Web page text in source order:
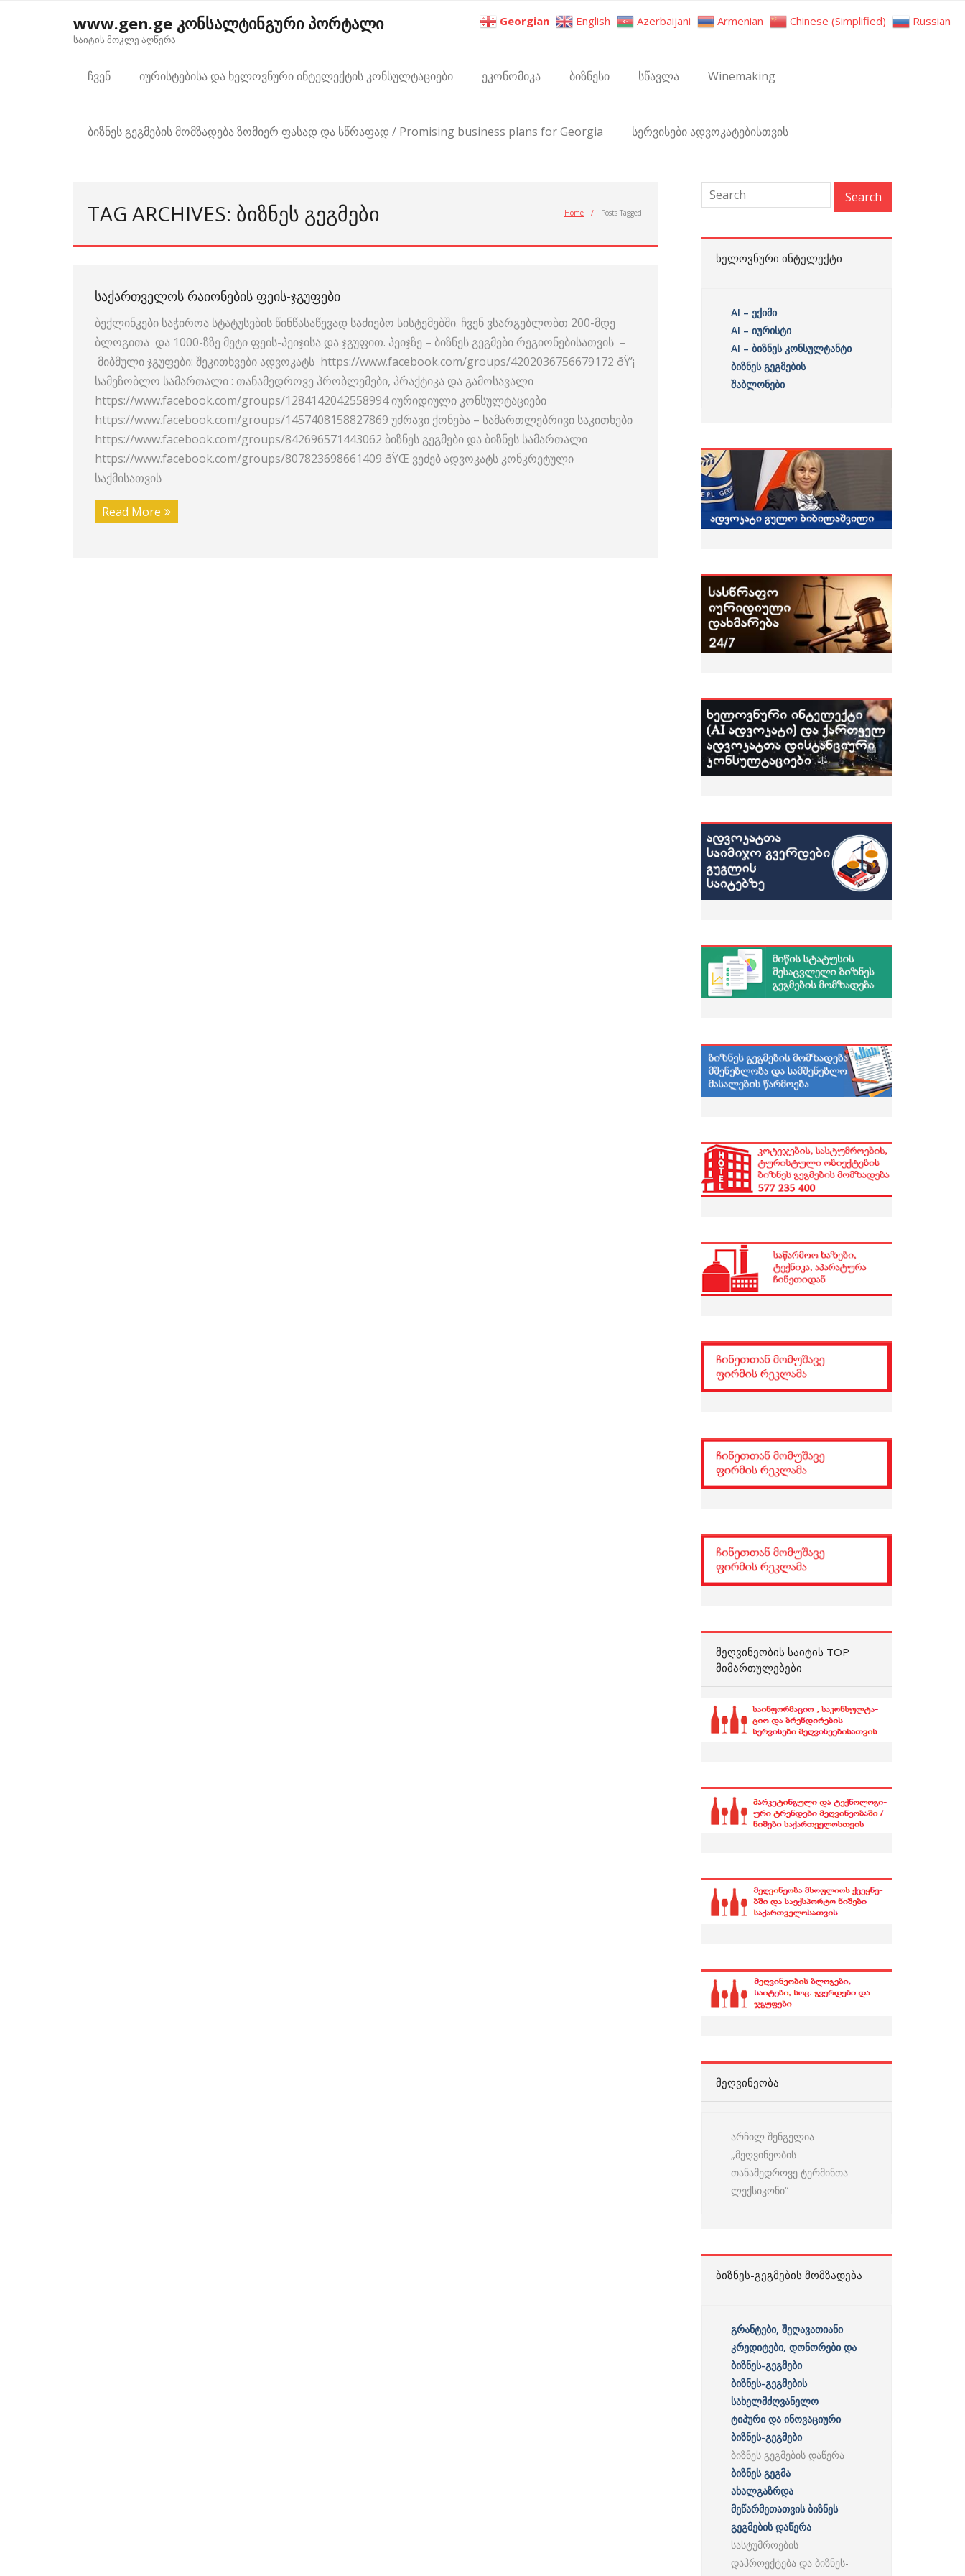
www.gen.ge კონსალტინგური პორტალი
საიტის მოკლე აღწერა
ჩვენ იურისტებისა და ხელოვნური ინტელექტის კონსულტაციები ეკონომიკა ბიზნესი სწავლა Winemaking
ბიზნეს გეგმების მომზადება ზომიერ ფასად და სწრაფად / Promising business plans for Georgia სერვისები ადვოკატებისთვის
TAG ARCHIVES: ᲑᲘᲖᲜᲔᲡ ᲒᲔᲒᲛᲔᲑᲘ Home / Posts Tagged:
ᲡᲐᲥᲐᲠᲗᲕᲔᲚᲝᲡ ᲠᲐᲘᲝᲜᲔᲑᲘᲡ ᲤᲔᲘᲡ-ᲯᲒᲣᲤᲔᲑᲘ
ბექლინკები საჭიროა სტატუსების წინწასაწევად საძიებო სისტემებში. ჩვენ ვსარგებლობთ 200-მდე
ბლოგითა და 1000-ზზე მეტი ფეის-პეიჯისა და ჯგუფით. პეიჯზე – ბიზნეს გეგმები რეგიონებისათვის –
მიბმული ჯგუფები: შეკითხვები ადვოკატს https://www.facebook.com/groups/4202036756679172 ðŸ’¡
სამეზობლო სამართალი : თანამედროვე პრობლემები, პრაქტიკა და გამოსავალი
https://www.facebook.com/groups/1284142042558994 იურიდიული კონსულტაციები
https://www.facebook.com/groups/1457408158827869 უძრავი ქონება – სამართლებრივი საკითხები
https://www.facebook.com/groups/842696571443062 ბიზნეს გეგმები და ბიზნეს სამართალი
https://www.facebook.com/groups/807823698661409 ðŸŒ ვეძებ ადვოკატს კონკრეტული
საქმისათვის
Read More
ᲮᲔᲚᲝᲕᲜᲣᲠᲘ ᲘᲜᲢᲔᲚᲔᲥᲢᲘ
AI – ექიმი
AI – იურისტი
AI – ბიზნეს კონსულტანტი
ბიზნეს გეგმების
შაბლონები
ᲛᲔᲦᲕᲘᲜᲔᲝᲑᲘᲡ ᲡᲐᲘᲢᲘᲡ TOP
ᲛᲘᲛᲐᲠᲗᲣᲚᲔᲑᲔᲑᲘ
ᲛᲔᲦᲕᲘᲜᲔᲝᲑᲐ
არჩილ შენგელია
„მეღვინეობის
თანამედროვე ტერმინთა
ლექსიკონი“
ᲑᲘᲖᲜᲔᲡ-ᲒᲔᲒᲛᲔᲑᲘᲡ ᲛᲝᲛᲖᲐᲓᲔᲑᲐ
გრანტები, შეღავათიანი
კრედიტები, დონორები და
ბიზნეს-გეგმები
ბიზნეს-გეგმების
სახელმძღვანელო
ტიპური და ინოვაციური
ბიზნეს-გეგმები
ბიზნეს გეგმების დაწერა
ბიზნეს გეგმა
ახალგაზრდა
მეწარმეთათვის ბიზნეს
გეგმების დაწერა
სასტუმროების
დაპროექტება და ბიზნეს-
Georgian English Azerbaijani Armenian Chinese (Simplified) Russian